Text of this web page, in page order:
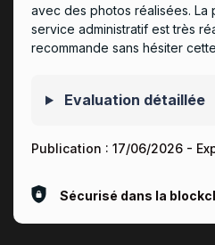
avec des photos réalisées. La
service administratif est très
recommande sans hésiter
Evaluation détaillée
Publication : 17/06/2026 -
Sécurisé dans la